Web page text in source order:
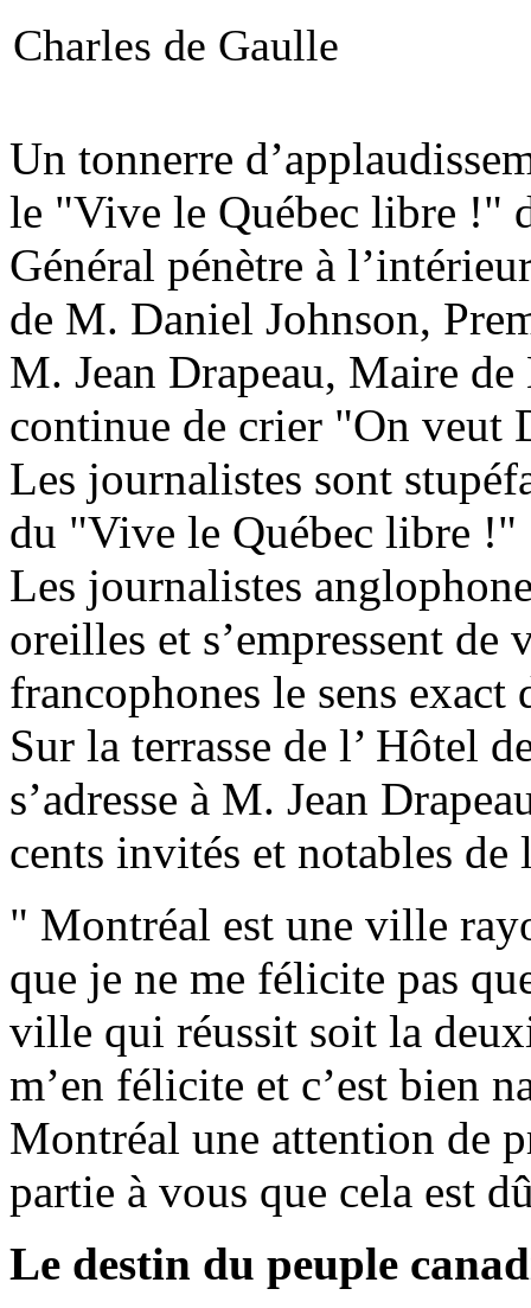
Charles de Gaulle
Un tonnerre
le "Vive le Québec libre !"
Général pénètre à
de M. Daniel Johnson,
M. Jean Drapeau, Maire
continue de crier "On veut
Les journalistes sont
du "Vive le Québec libre !"
Les journalistes
oreilles et s’empressent
francophones le sens exact
Sur la terrasse de l’ Hôtel
s’adresse à M. Jean
cents invités et notables
" Montréal est une ville
que je ne me félicite pas
ville qui réussit soit la
m’en félicite et c’est bien
Montréal une attention de
partie à vous que cela est
Le destin du peuple